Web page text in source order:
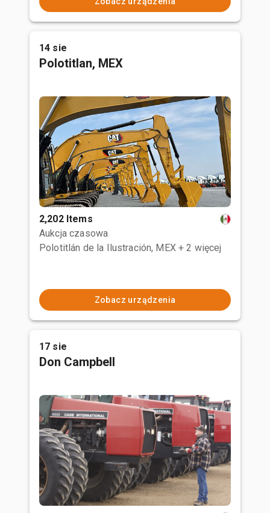
14 sie
Polotitlan, MEX
2,202 Items
Aukcja czasowa
Polotitlán de la Ilustración, MEX + 2 więcej
Zobacz urządzenia
17 sie
Don Campbell